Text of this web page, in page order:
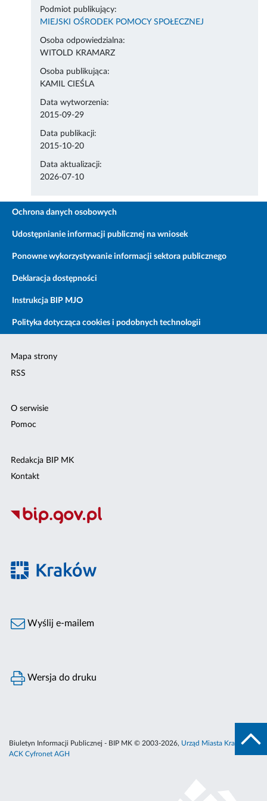
Podmiot publikujący:
MIEJSKI OŚRODEK POMOCY SPOŁECZNEJ
Osoba odpowiedzialna:
WITOLD KRAMARZ
Osoba publikująca:
KAMIL CIEŚLA
Data wytworzenia:
2015-09-29
Data publikacji:
2015-10-20
Data aktualizacji:
2026-07-10
Ochrona danych osobowych
Udostępnianie informacji publicznej na wniosek
Ponowne wykorzystywanie informacji sektora publicznego
Deklaracja dostępności
Instrukcja BIP MJO
Polityka dotycząca cookies i podobnych technologii
Mapa strony
RSS
O serwisie
Pomoc
Redakcja BIP MK
Kontakt
Wyślij e-mailem
Wersja do druku
Biuletyn Informacji Publicznej - BIP MK © 2003-2026, Urząd Miasta Krakowa
ACK Cyfronet AGH